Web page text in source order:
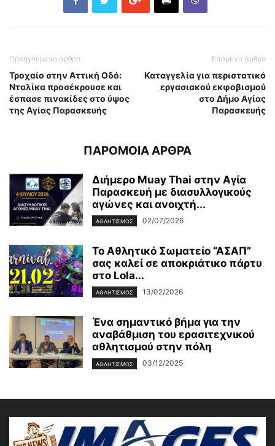
Προηγούμενο άρθρο
Τροχαίο στην Αττική Οδό:
Νταλίκα προσέκρουσε και
έσπασε πινακίδες στο ύψος
της Αγίας Παρασκευής
Επόμενο άρθρο
Καταγγελία για περιστατικό
εργασιακού εκφοβισμού
στο Δήμο Αγίας
Παρασκευής
ΠΑΡΟΜΟΙΑ ΑΡΘΡΑ
Διήμερο Muay Thai στην Αγία
Παρασκευή με διασυλλογικούς
αγώνες και ανοιχτή...
ΑΘΛΗΤΙΣΜΟΣ 02/07/2026
Το Αθλητικό Σωματείο “ΑΣΑΠ”
σας καλεί σε αποκριάτικο πάρτυ
στο Lola...
ΑΘΛΗΤΙΣΜΟΣ 13/02/2026
Ένα σημαντικό βήμα για την
αναβάθμιση του ερασιτεχνικού
αθλητισμού στην πόλη
ΑΘΛΗΤΙΣΜΟΣ 03/12/2025